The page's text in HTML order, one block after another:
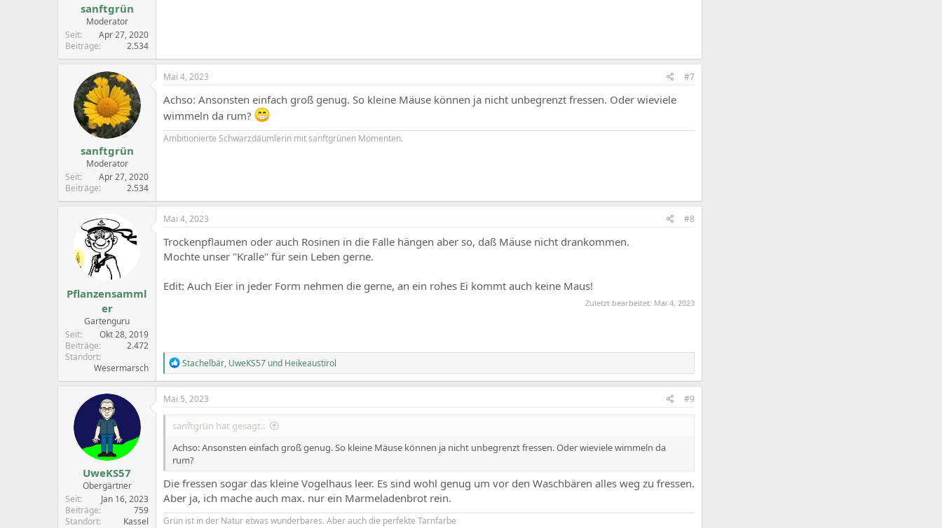
sanftgrün
Moderator
Seit
Apr 27, 2020
Beiträge
2.534
sanftgrün
Moderator
Seit
Apr 27, 2020
Beiträge
2.534
Mai 4, 2023 #7
Achso: Ansonsten einfach groß genug. So kleine Mäuse können ja nicht unbegrenzt fressen. Oder wieviele
wimmeln da rum?
Ambitionierte Schwarzdäumlerin mit sanftgrünen Momenten.
Pflanzensamml
er
Gartenguru
Seit
Okt 28, 2019
Beiträge
2.472
Standort
Wesermarsch
Mai 4, 2023 #8
Trockenpflaumen oder auch Rosinen in die Falle hängen aber so, daß Mäuse nicht drankommen.
Mochte unser "Kralle" für sein Leben gerne.
Edit: Auch Eier in jeder Form nehmen die gerne, an ein rohes Ei kommt auch keine Maus!
Zuletzt bearbeitet: Mai 4, 2023
R
e
a
c
o
s
:
Stachelbär, UweKS57 und Heikeaustirol
UweKS57
Obergärtner
Seit
Jan 16, 2023
Beiträge
759
Standort
Kassel
Mai 5, 2023 #9
sanftgrün hat gesagt.:
Achso: Ansonsten einfach groß genug. So kleine Mäuse können ja nicht unbegrenzt fressen. Oder wieviele wimmeln da
rum?
Die fressen sogar das kleine Vogelhaus leer. Es sind wohl genug um vor den Waschbären alles weg zu fressen.
Aber ja, ich mache auch max. nur ein Marmeladenbrot rein.
Grün ist in der Natur etwas wunderbares. Aber auch die perfekte Tarnfarbe